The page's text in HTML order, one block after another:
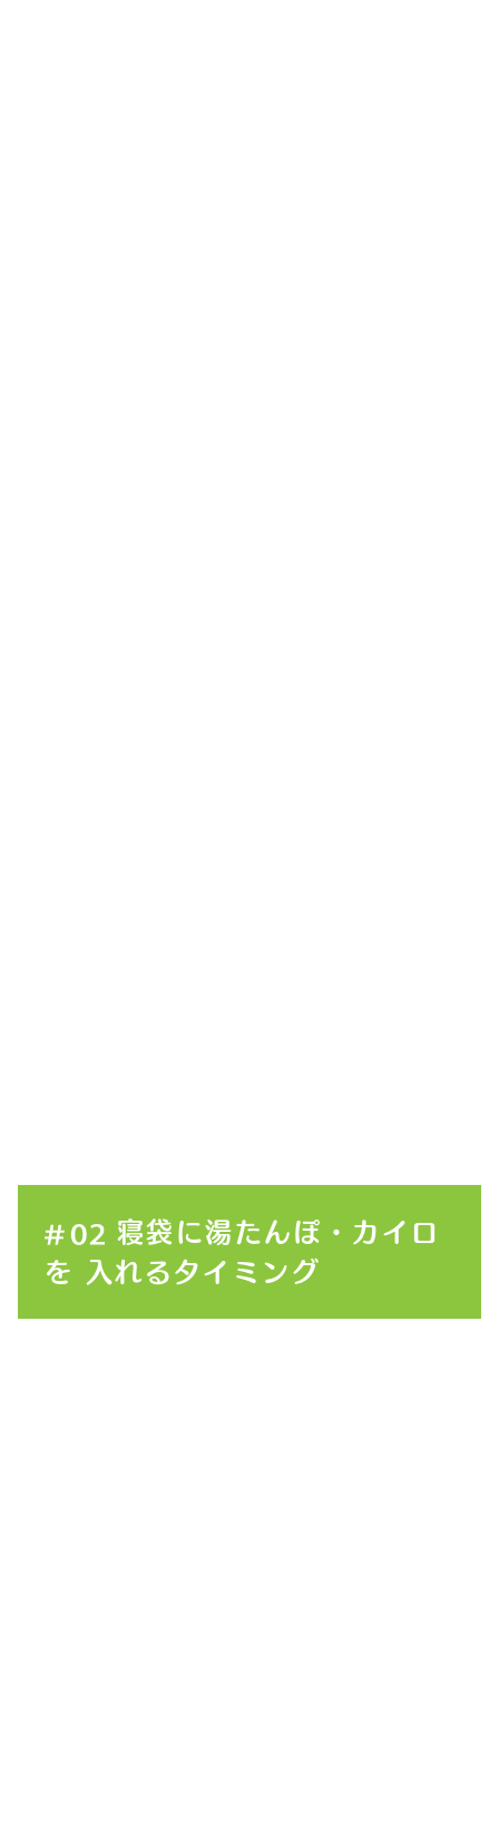
寝袋に湯たんぽ・カイロ
を 入れるタイミング